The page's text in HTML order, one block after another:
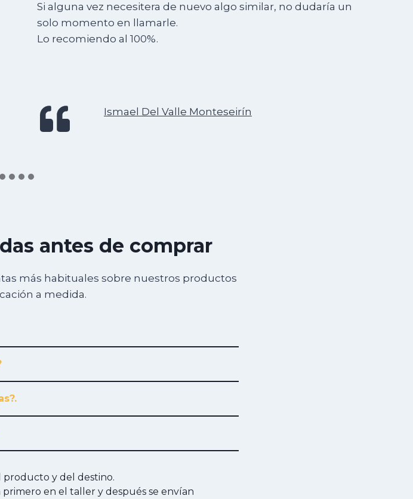
Si alguna vez necesitera de nuevo algo similar, no dudaría un
solo momento en llamarle.
Lo recomiendo al 100%.
Ismael Del Valle Monteseirín
antes de comprar
más habituales sobre nuestros productos
a medida.
y del destino.
primero en el taller y después se envían